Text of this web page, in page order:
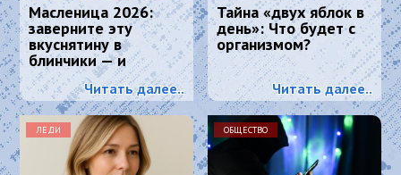
Масленица 2026:
заверните эту
вкуснятину в
блинчики — и
подавайте как
главное блюдо
Читать далее..
Тайна «двух яблок в
день»: Что будет с
организмом?
Читать далее..
ЛЕДИ ОБЩЕСТВО